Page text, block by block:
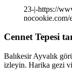
23-|-https://
Cennet Tepesi
Balıkesir Ayvalık
izleyin. Harika gezi